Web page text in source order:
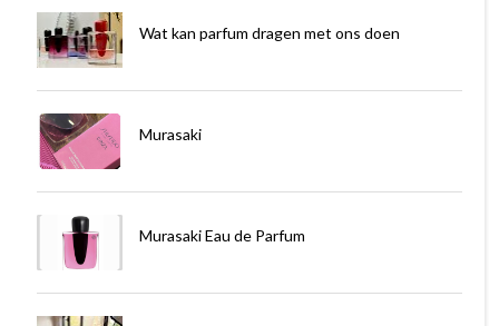
Wat kan parfum dragen met ons doen
Murasaki
Murasaki Eau de Parfum